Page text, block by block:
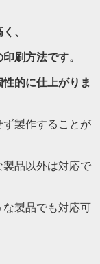
、
刷方法です。
的に仕上がりま
製作することが
品以外は対応で
製品でも対応可